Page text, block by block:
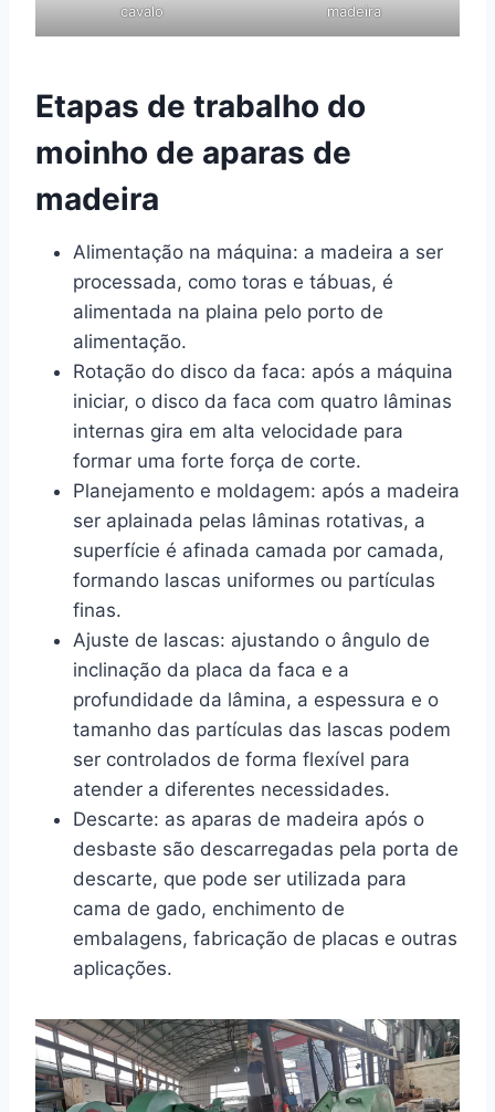
cavalo
madeira
Etapas de trabalho do
moinho de aparas de
madeira
Alimentação na máquina: a madeira a ser
processada, como toras e tábuas, é
alimentada na plaina pelo porto de
alimentação.
Rotação do disco da faca: após a máquina
iniciar, o disco da faca com quatro lâminas
internas gira em alta velocidade para
formar uma forte força de corte.
Planejamento e moldagem: após a madeira
ser aplainada pelas lâminas rotativas, a
superfície é afinada camada por camada,
formando lascas uniformes ou partículas
finas.
Ajuste de lascas: ajustando o ângulo de
inclinação da placa da faca e a
profundidade da lâmina, a espessura e o
tamanho das partículas das lascas podem
ser controlados de forma flexível para
atender a diferentes necessidades.
Descarte: as aparas de madeira após o
desbaste são descarregadas pela porta de
descarte, que pode ser utilizada para
cama de gado, enchimento de
embalagens, fabricação de placas e outras
aplicações.